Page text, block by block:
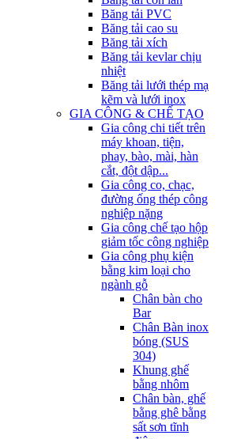
Băng tải PVC
Băng tải cao su
Băng tải xích
Băng tải kevlar chịu
nhiệt
Băng tải lưới thép mạ
kẽm và lưới inox
GIA CÔNG & CHẾ TẠO
Gia công chi tiết trên
máy khoan, tiện,
phay, bào, mài, hàn
cắt, đột dập...
Gia công co, chạc,
đường ống thép công
nghiệp nặng
Gia công chế tạo hộp
giảm tốc công nghiệp
Gia công phụ kiện
bằng kim loại cho
ngành gỗ
Chân bàn cho
Bar
Chân Bàn inox
bóng (SUS
304)
Khung ghế
bằng nhôm
Chân bàn, ghế
bằng ghê bằng
sất sơn tĩnh